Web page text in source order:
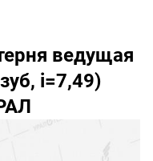
ведущая
i=7,49)